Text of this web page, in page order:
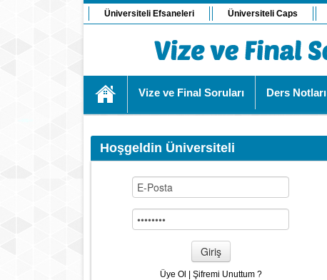
Üniversiteli Efsaneleri Üniversiteli Caps
Vize ve Final Soruları Ders Notları
Hoşgeldin Üniversiteli
Giriş
Üye Ol Şifremi Unuttum ?